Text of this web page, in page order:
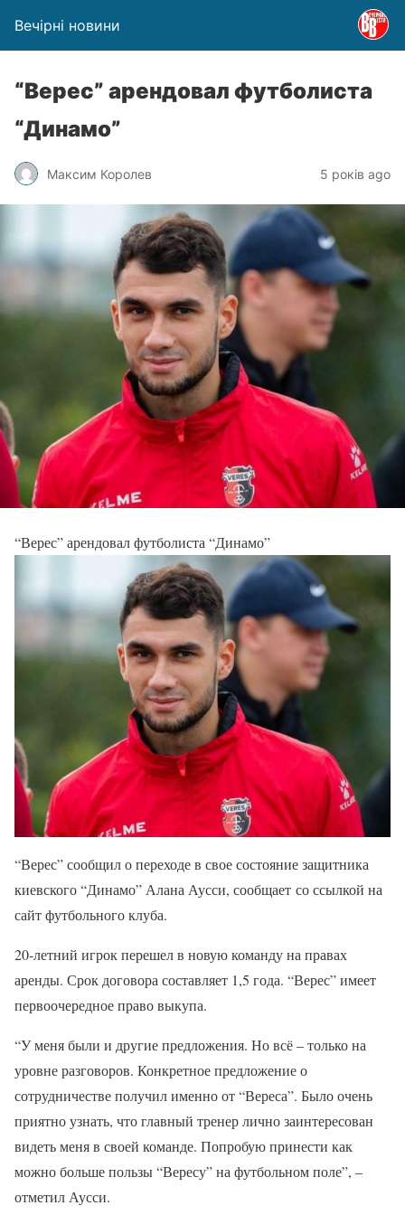
Вечірні новини
“Верес” арендовал футболиста
“Динамо”
Максим Королев 5 років ago
“Верес” арендовал футболиста “Динамо”
“Верес” сообщил о переходе в свое состояние защитника
киевского “Динамо” Алана Аусси, сообщает со ссылкой на
сайт футбольного клуба.
20-летний игрок перешел в новую команду на правах
аренды. Срок договора составляет 1,5 года. “Верес” имеет
первоочередное право выкупа.
“У меня были и другие предложения. Но всё – только на
уровне разговоров. Конкретное предложение о
сотрудничестве получил именно от “Вереса”. Было очень
приятно узнать, что главный тренер лично заинтересован
видеть меня в своей команде. Попробую принести как
можно больше пользы “Вересу” на футбольном поле”, –
отметил Аусси.